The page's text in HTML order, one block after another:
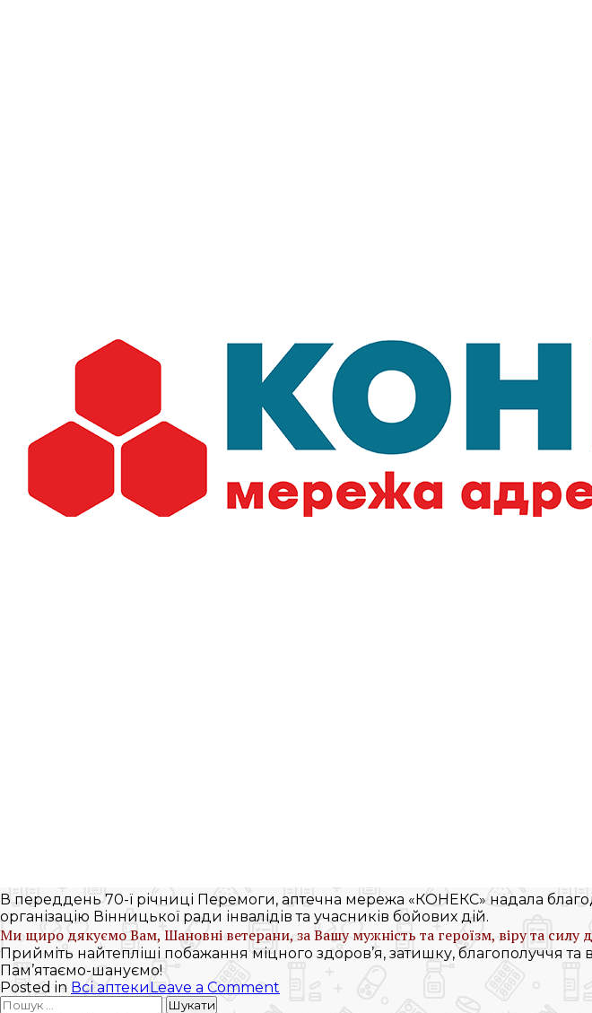
В переддень 70-ї річниці Перемоги, аптечна мережа «КОНЕКС» надала
організацію Вінницької ради інвалідів та учасників бойових дій.
Ми щиро дякуємо Вам, Шановні ветерани, за Вашу мужність та героїзм, віру та силу
Прийміть найтепліші побажання міцного здоров’я, затишку, благополуччя та
Пам’ятаємо-шануємо!
Posted in Всі аптекиLeave a Comment
Пошук: